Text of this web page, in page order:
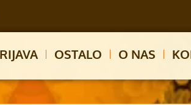
OSTALO O NAS